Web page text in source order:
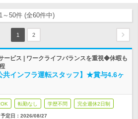
1～50件 (全60件中)
1 2
ービス | ワークライフバランスを重視◆休暇も
共インフラ運転スタッフ】★賞与4.6ヶ
転勤なし 学歴不問 完全週休2日制
定日： 2026/08/27